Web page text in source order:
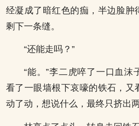
经凝成了暗红色的痂，半边脸肿
剩下一条缝。
“还能走吗？”
“能。”李二虎啐了一口血沫
看了一眼墙根下哀嚎的铁石，又
动了动，想说什么，最终只挤出